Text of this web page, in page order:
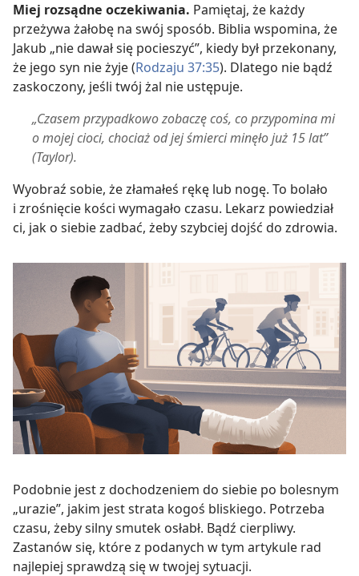
Miej rozsądne oczekiwania. Pamiętaj, że każdy
przeżywa żałobę na swój sposób. Biblia wspomina, że
Jakub „nie dawał się pocieszyć”, kiedy był przekonany,
że jego syn nie żyje (Rodzaju 37:35). Dlatego nie bądź
zaskoczony, jeśli twój żal nie ustępuje.
„Czasem przypadkowo zobaczę coś, co przypomina mi
o mojej cioci, chociaż od jej śmierci minęło już 15 lat”
(Taylor).
Wyobraź sobie, że złamałeś rękę lub nogę. To bolało
i zrośnięcie kości wymagało czasu. Lekarz powiedział
ci, jak o siebie zadbać, żeby szybciej dojść do zdrowia.
Podobnie jest z dochodzeniem do siebie po bolesnym
„urazie”, jakim jest strata kogoś bliskiego. Potrzeba
czasu, żeby silny smutek osłabł. Bądź cierpliwy.
Zastanów się, które z podanych w tym artykule rad
najlepiej sprawdzą się w twojej sytuacji.